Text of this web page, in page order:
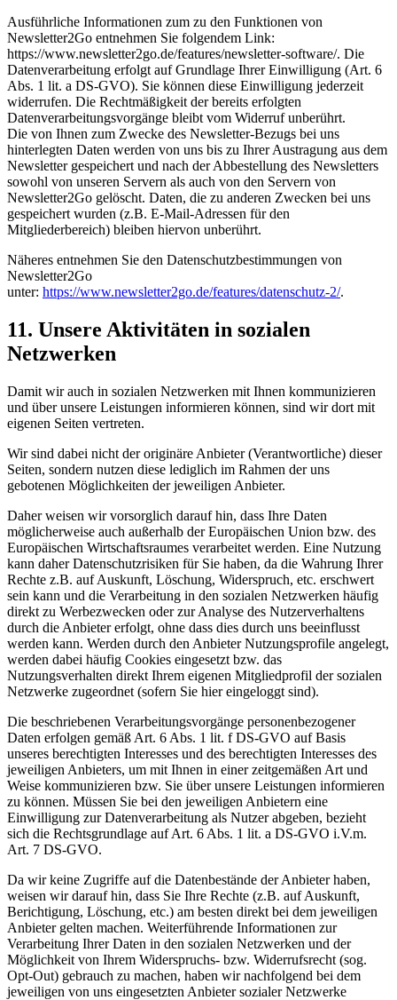
Ausführliche Informationen zum zu den Funktionen von
Newsletter2Go entnehmen Sie folgendem Link:
https://www.newsletter2go.de/features/newsletter-software/. Die
Datenverarbeitung erfolgt auf Grundlage Ihrer Einwilligung (Art. 6
Abs. 1 lit. a DS-GVO). Sie können diese Einwilligung jederzeit
widerrufen. Die Rechtmäßigkeit der bereits erfolgten
Datenverarbeitungsvorgänge bleibt vom Widerruf unberührt.
Die von Ihnen zum Zwecke des Newsletter-Bezugs bei uns
hinterlegten Daten werden von uns bis zu Ihrer Austragung aus dem
Newsletter gespeichert und nach der Abbestellung des Newsletters
sowohl von unseren Servern als auch von den Servern von
Newsletter2Go gelöscht. Daten, die zu anderen Zwecken bei uns
gespeichert wurden (z.B. E-Mail-Adressen für den
Mitgliederbereich) bleiben hiervon unberührt.
Näheres entnehmen Sie den Datenschutzbestimmungen von
Newsletter2Go
unter: https://www.newsletter2go.de/features/datenschutz-2/.
11. Unsere Aktivitäten in sozialen
Netzwerken
Damit wir auch in sozialen Netzwerken mit Ihnen kommunizieren
und über unsere Leistungen informieren können, sind wir dort mit
eigenen Seiten vertreten.
Wir sind dabei nicht der originäre Anbieter (Verantwortliche) dieser
Seiten, sondern nutzen diese lediglich im Rahmen der uns
gebotenen Möglichkeiten der jeweiligen Anbieter.
Daher weisen wir vorsorglich darauf hin, dass Ihre Daten
möglicherweise auch außerhalb der Europäischen Union bzw. des
Europäischen Wirtschaftsraumes verarbeitet werden. Eine Nutzung
kann daher Datenschutzrisiken für Sie haben, da die Wahrung Ihrer
Rechte z.B. auf Auskunft, Löschung, Widerspruch, etc. erschwert
sein kann und die Verarbeitung in den sozialen Netzwerken häufig
direkt zu Werbezwecken oder zur Analyse des Nutzerverhaltens
durch die Anbieter erfolgt, ohne dass dies durch uns beeinflusst
werden kann. Werden durch den Anbieter Nutzungsprofile angelegt,
werden dabei häufig Cookies eingesetzt bzw. das
Nutzungsverhalten direkt Ihrem eigenen Mitgliedprofil der sozialen
Netzwerke zugeordnet (sofern Sie hier eingeloggt sind).
Die beschriebenen Verarbeitungsvorgänge personenbezogener
Daten erfolgen gemäß Art. 6 Abs. 1 lit. f DS-GVO auf Basis
unseres berechtigten Interesses und des berechtigten Interesses des
jeweiligen Anbieters, um mit Ihnen in einer zeitgemäßen Art und
Weise kommunizieren bzw. Sie über unsere Leistungen informieren
zu können. Müssen Sie bei den jeweiligen Anbietern eine
Einwilligung zur Datenverarbeitung als Nutzer abgeben, bezieht
sich die Rechtsgrundlage auf Art. 6 Abs. 1 lit. a DS-GVO i.V.m.
Art. 7 DS-GVO.
Da wir keine Zugriffe auf die Datenbestände der Anbieter haben,
weisen wir darauf hin, dass Sie Ihre Rechte (z.B. auf Auskunft,
Berichtigung, Löschung, etc.) am besten direkt bei dem jeweiligen
Anbieter gelten machen. Weiterführende Informationen zur
Verarbeitung Ihrer Daten in den sozialen Netzwerken und der
Möglichkeit von Ihrem Widerspruchs- bzw. Widerrufsrecht (sog.
Opt-Out) gebrauch zu machen, haben wir nachfolgend bei dem
jeweiligen von uns eingesetzten Anbieter sozialer Netzwerke